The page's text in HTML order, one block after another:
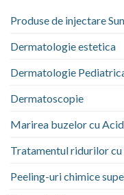
Produse de injectare
Dermatologie estetica
Dermatologie
Dermatoscopie
Marirea buzelor cu
Tratamentul ridurilor
Peeling-uri chimice